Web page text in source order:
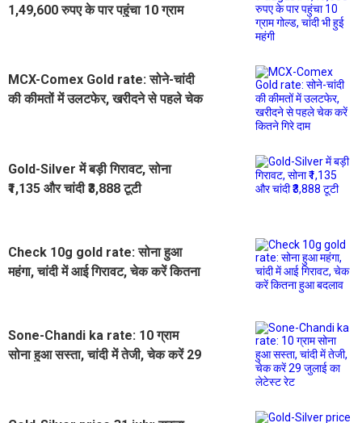
1,49,600 रुपए के पार पहुंचा 10 ग्राम
MCX-Comex Gold rate: सोने-चांदी
की कीमतों में उलटफेर, खरीदने से पहले चेक
Gold-Silver में बड़ी गिरावट, सोना
₹1,135 और चांदी ₹3,888 टूटी
Check 10g gold rate: सोना हुआ
महंगा, चांदी में आई गिरावट, चेक करें कितना
Sone-Chandi ka rate: 10 ग्राम
सोना हुआ सस्ता, चांदी में तेजी, चेक करें 29